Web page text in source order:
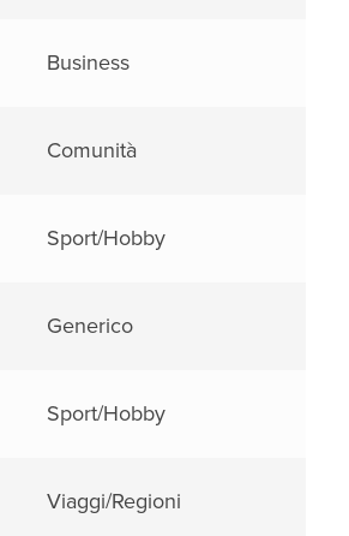
Business
Comunità
Sport/Hobby
Generico
Sport/Hobby
Viaggi/Regioni